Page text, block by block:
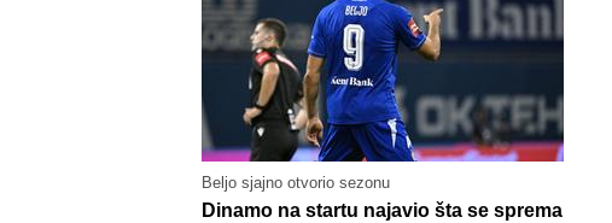
Beljo sjajno otvorio sezonu
Dinamo na startu najavio šta se sprema